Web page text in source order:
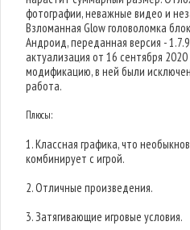
фотографии, неважные видео и
Взломанная Glow головоломка
Андроид, переданная версия -
актуализация от 16 сентября
модификацию, в ней были
работа.
Плюсы:
1. Классная графика, что
комбинирует с игрой.
2. Отличные произведения.
3. Затягивающие игровые условия.